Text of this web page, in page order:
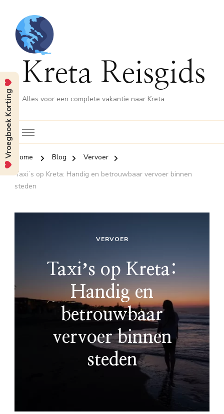
Kreta Reisgids
Alles voor een complete vakantie naar Kreta
Home Blog
Vervoer
Taxiʼs op Kreta: Handig en betrouwbaar vervoer binnen
steden
VERVOER
Taxiʼs op Kreta:
Handig en
betrouwbaar
vervoer binnen
steden
Vroegboek Korting